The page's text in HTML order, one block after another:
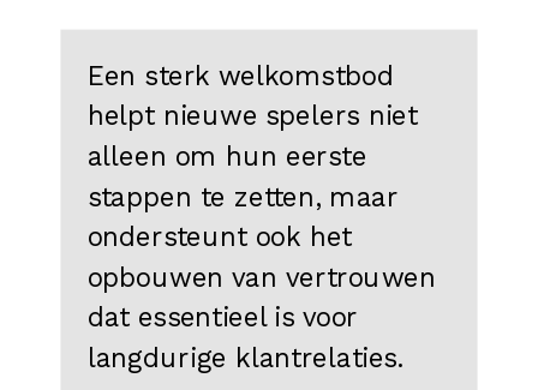
Een sterk welkomstbod
helpt nieuwe spelers niet
alleen om hun eerste
stappen te zetten, maar
ondersteunt ook het
opbouwen van vertrouwen
dat essentieel is voor
langdurige klantrelaties.